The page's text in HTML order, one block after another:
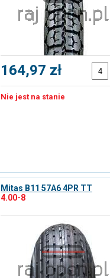
164,97 zł
Nie jest na stanie
Mitas B11 57A6 4PR TT
4.00-8